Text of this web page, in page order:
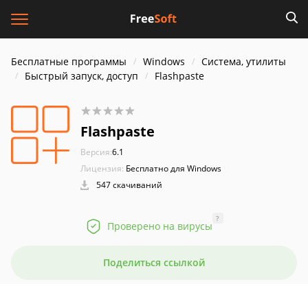
Бесплатные программы Windows
Система, утилиты
Быстрый запуск, доступ
Flashpaste
Flashpaste
Версия:6.1
Лицензия: Бесплатно для Windows
547 скачиваний
Проверено на вирусы
?
Поделиться ссылкой